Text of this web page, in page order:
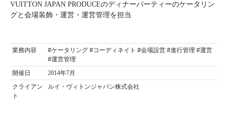
VUITTON JAPAN PRODUCEのディナーパーティーのケータリン
グと会場装飾・運営・運営管理を担当
業務内容
#ケータリング #コーディネイト #会場設営 #進行管理 #運営
#運営管理
開催日
2014年7月
クライアン
ト
ルイ・ヴィトンジャパン株式会社